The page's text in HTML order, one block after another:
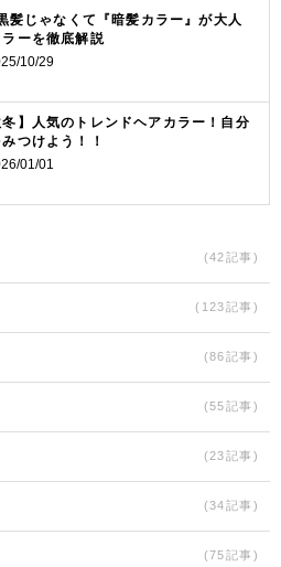
髪じゃなくて『暗髪カラー』が大人
ーを徹底解説
10/29
冬】人気のトレンドヘアカラー！自分
つけよう！！
01/01
(42記事)
(123記事)
(86記事)
(55記事)
(23記事)
(34記事)
(75記事)